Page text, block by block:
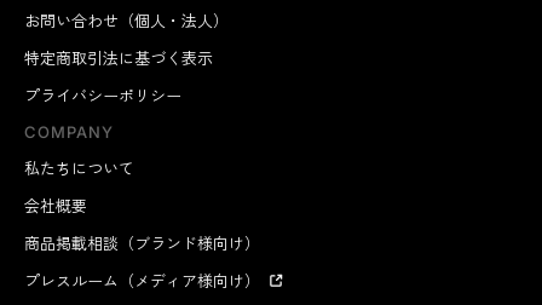
お問い合わせ（個人・法人）
特定商取引法に基づく表示
プライバシーポリシー
COMPANY
私たちについて
会社概要
商品掲載相談（ブランド様向け）
プレスルーム（メディア様向け）